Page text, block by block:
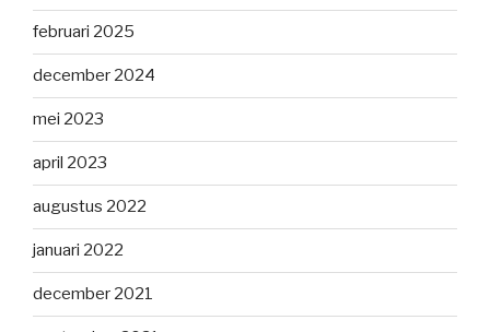
februari 2025
december 2024
mei 2023
april 2023
augustus 2022
januari 2022
december 2021